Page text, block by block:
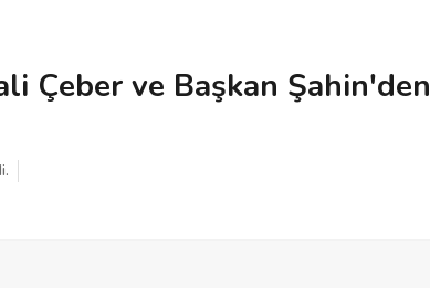
Çeber ve Başkan Şahin'den